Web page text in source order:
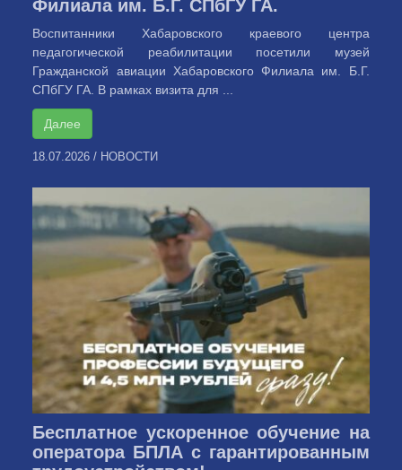
Филиала им. Б.Г. СПбГУ ГА.
Воспитанники Хабаровского краевого центра
педагогической реабилитации посетили музей
Гражданской авиации Хабаровского Филиала им. Б.Г.
СПбГУ ГА. В рамках визита для ...
Далее
18.07.2026 / НОВОСТИ
Бесплатное ускоренное обучение на
оператора БПЛА с гарантированным